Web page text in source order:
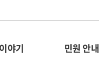
야기 민원 안내